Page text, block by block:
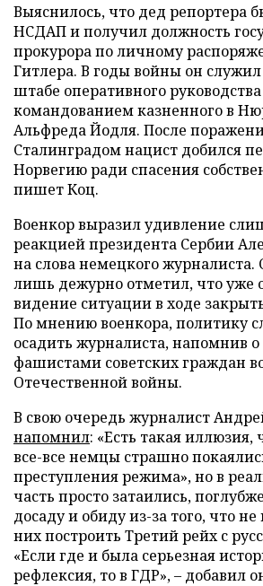
Выяснилось, что дед репортера
НСДАП и получил должность
прокурора по личному
Гитлера. В годы войны он
штабе оперативного
командованием казненного в
Альфреда Йодля. После
Сталинградом нацист добился
Норвегию ради спасения
пишет Коц.
Военкор выразил удивление
реакцией президента Сербии
на слова немецкого журналиста.
лишь дежурно отметил, что уже
видение ситуации в ходе
По мнению военкора, политику
осадить журналиста, напомнив
фашистами советских граждан
Отечественной войны.
В свою очередь журналист
напомнил: «Есть такая иллюзия,
все-все немцы страшно
преступления режима», но в
часть просто затаились,
досаду и обиду из-за того, что
них построить Третий рейх с
«Если где и была серьезная
рефлексия, то в ГДР», – добавил